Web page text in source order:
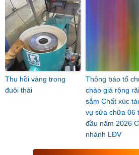
Thu hồi vàng trong
đuôi thải
Thông báo tổ
chào giá rộng
sắm Chất xúc
vụ sửa chữa 06
đầu năm 2026
nhánh LĐV